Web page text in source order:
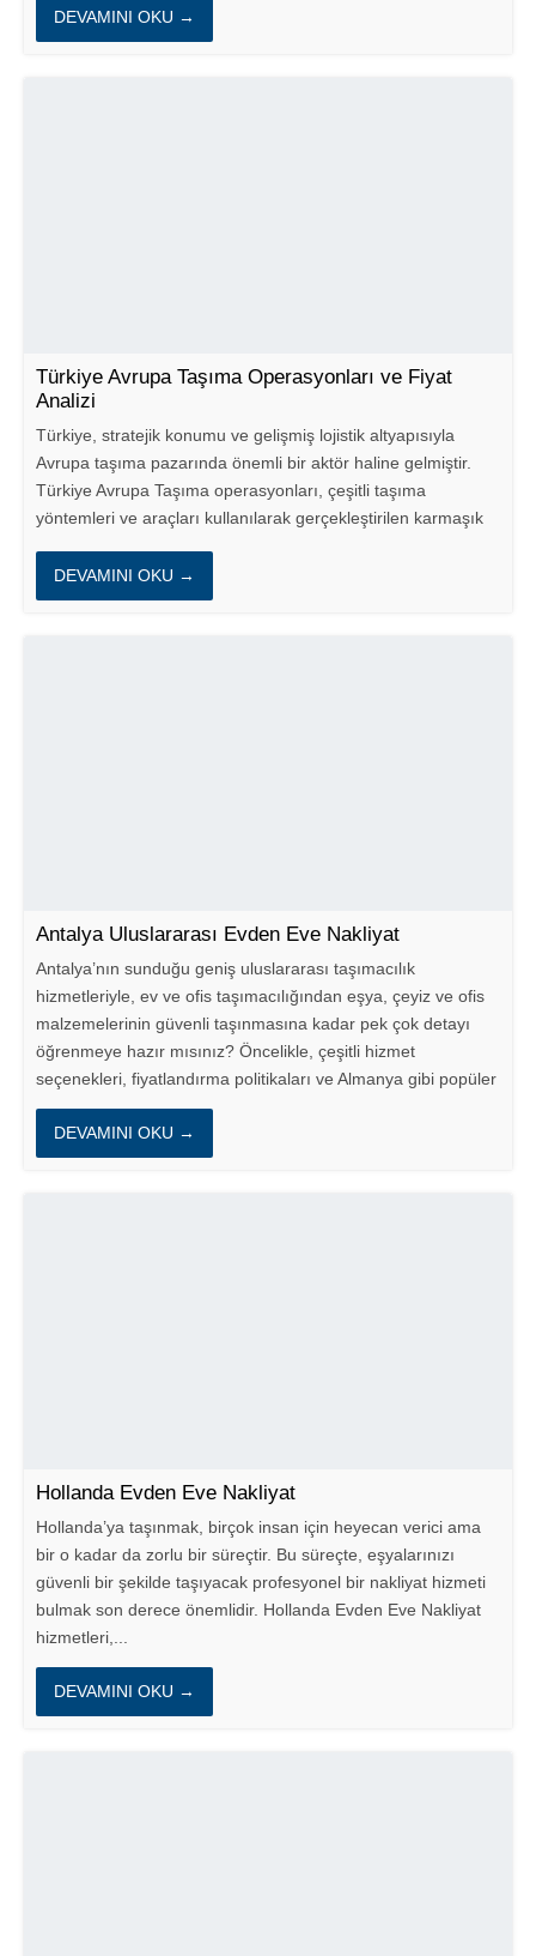
DEVAMINI OKU →
Türkiye Avrupa Taşıma Operasyonları ve Fiyat
Analizi
Türkiye, stratejik konumu ve gelişmiş lojistik altyapısıyla
Avrupa taşıma pazarında önemli bir aktör haline gelmiştir.
Türkiye Avrupa Taşıma operasyonları, çeşitli taşıma
yöntemleri ve araçları kullanılarak gerçekleştirilen karmaşık
taşıma...
DEVAMINI OKU →
Antalya Uluslararası Evden Eve Nakliyat
Antalya’nın sunduğu geniş uluslararası taşımacılık
hizmetleriyle, ev ve ofis taşımacılığından eşya, çeyiz ve ofis
malzemelerinin güvenli taşınmasına kadar pek çok detayı
öğrenmeye hazır mısınız? Öncelikle, çeşitli hizmet
seçenekleri, fiyatlandırma politikaları ve Almanya gibi popüler
destinasyonlara...
DEVAMINI OKU →
Hollanda Evden Eve Nakliyat
Hollanda’ya taşınmak, birçok insan için heyecan verici ama
bir o kadar da zorlu bir süreçtir. Bu süreçte, eşyalarınızı
güvenli bir şekilde taşıyacak profesyonel bir nakliyat hizmeti
bulmak son derece önemlidir. Hollanda Evden Eve Nakliyat
hizmetleri,...
DEVAMINI OKU →